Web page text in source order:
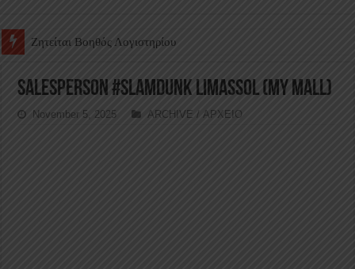
Ζητείται Υπάλληλος για γέμισμα και ανεφοδιασμό αυτόματων
Salesperson #Slamdunk Limassol (My Mall)
November 5, 2025 ARCHIVE / ΑΡΧΕΙΟ